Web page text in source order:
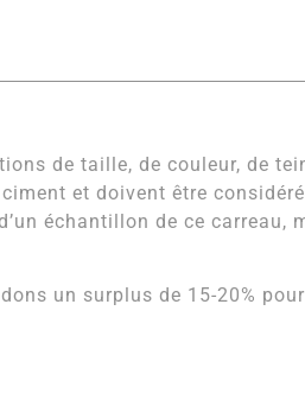
de taille, de couleur, de
et doivent être
échantillon de ce
un surplus de 15-20%